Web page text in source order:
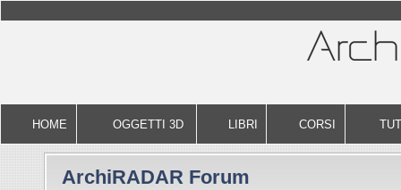
HOME OGGETTI 3D LIBRI CORSI
ArchiRADAR Forum